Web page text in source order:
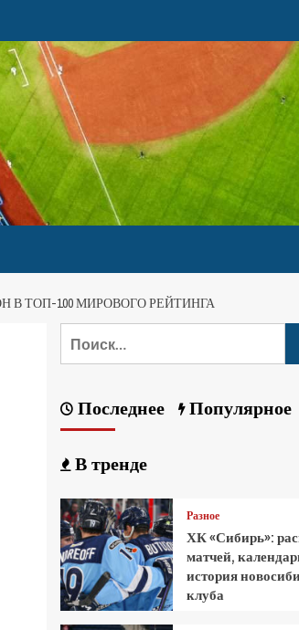
ТОП-100 МИРОВОГО РЕЙТИНГА
Последнее Популярное
В тренде
Разное
ХК «Сибирь»:
матчей,
история
клуба